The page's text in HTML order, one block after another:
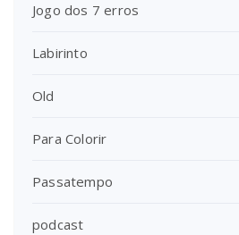
Jogo dos 7 erros
Labirinto
Old
Para Colorir
Passatempo
podcast